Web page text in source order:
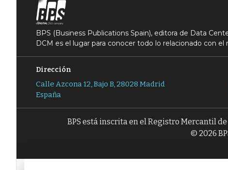
BPS (Business Publications Spain), editora de Data
DCM es el lugar para conocer todo lo relacionado con
Dirección
Calle Azcona 12, Bajo B, 28028 Madrid
España
BPS está inscrita en el Registro Mercantil
© 2026